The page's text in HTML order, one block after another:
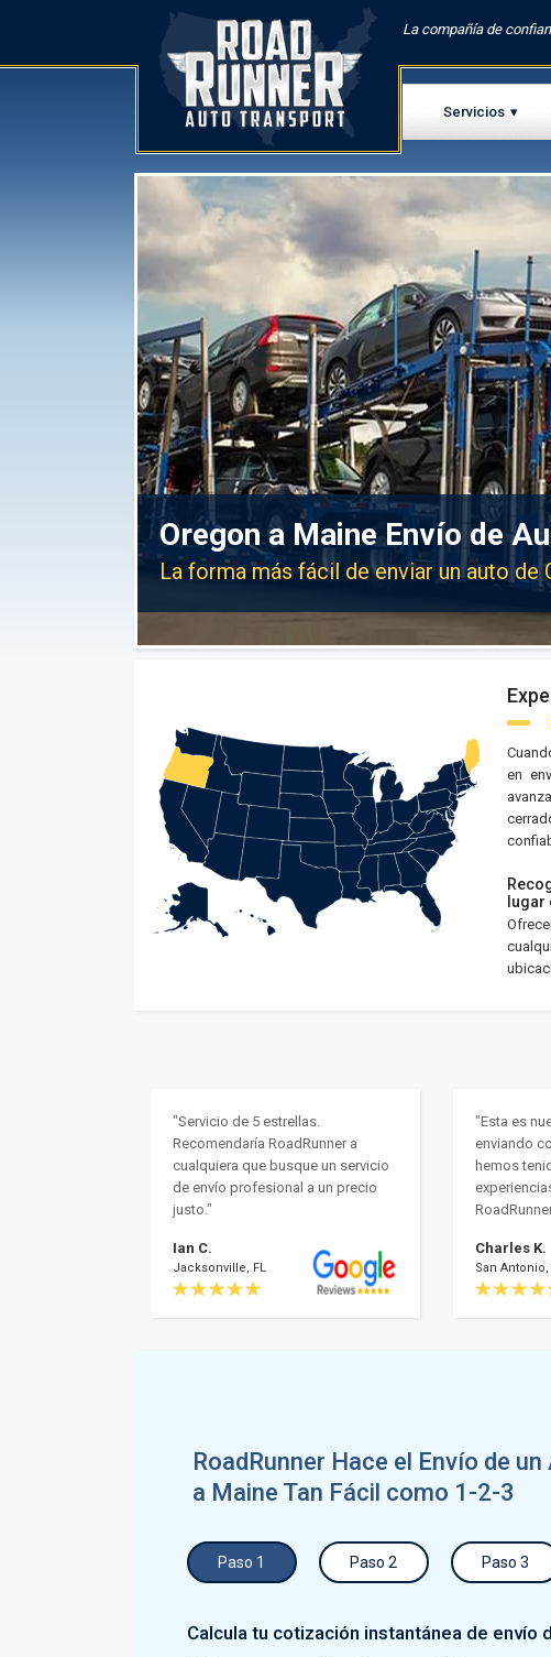
La compañía de
Servicios
Oregon a Maine Envío de
La forma más fácil de enviar un auto de
en
lugar
"Servicio de 5 estrellas.
Recomendaría RoadRunner a
cualquiera que busque un servicio
de envío profesional a un precio
justo."
Ian C.
Jacksonville, FL
"Esta es
enviando
hemos
Charles K.
San Antonio,
RoadRunner Hace el Envío de
a Maine Tan Fácil como 1-2-3
Paso 1 Paso 2 Paso 3
Calcula tu cotización instantánea de envío